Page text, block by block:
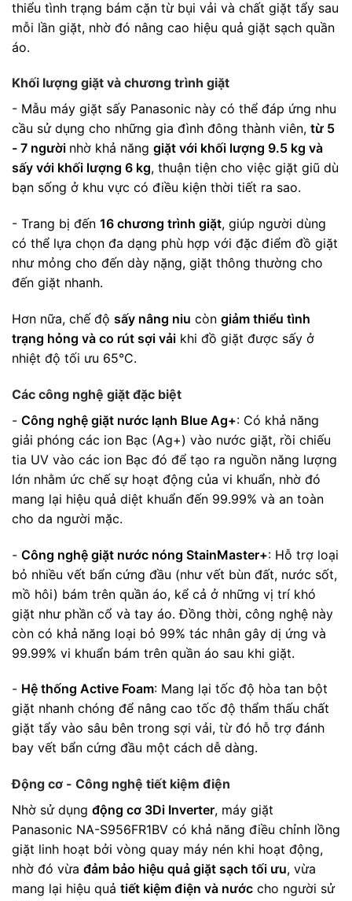
thiểu tình trạng bám cặn từ bụi vải và chất giặt tẩy sau
mỗi lần giặt, nhờ đó nâng cao hiệu quả giặt sạch quần
áo.
Khối lượng giặt và chương trình giặt
- Mẫu máy giặt sấy Panasonic này có thể đáp ứng nhu
cầu sử dụng cho những gia đình đông thành viên, từ 5
- 7 người nhờ khả năng giặt với khối lượng 9.5 kg và
sấy với khối lượng 6 kg, thuận tiện cho việc giặt giũ dù
bạn sống ở khu vực có điều kiện thời tiết ra sao.
- Trang bị đến 16 chương trình giặt, giúp người dùng
có thể lựa chọn đa dạng phù hợp với đặc điểm đồ giặt
như mỏng cho đến dày nặng, giặt thông thường cho
đến giặt nhanh.
Hơn nữa, chế độ sấy nâng niu còn giảm thiểu tình
trạng hỏng và co rút sợi vải khi đồ giặt được sấy ở
nhiệt độ tối ưu 65°C.
Các công nghệ giặt đặc biệt
- Công nghệ giặt nước lạnh Blue Ag+: Có khả năng
giải phóng các ion Bạc (Ag+) vào nước giặt, rồi chiếu
tia UV vào các ion Bạc đó để tạo ra nguồn năng lượng
lớn nhằm ức chế sự hoạt động của vi khuẩn, nhờ đó
mang lại hiệu quả diệt khuẩn đến 99.99% và an toàn
cho da người mặc.
- Công nghệ giặt nước nóng StainMaster+: Hỗ trợ loại
bỏ nhiều vết bẩn cứng đầu (như vết bùn đất, nước sốt,
mồ hôi) bám trên quần áo, kể cả ở những vị trí khó
giặt như phần cổ và tay áo. Đồng thời, công nghệ này
còn có khả năng loại bỏ 99% tác nhân gây dị ứng và
99.99% vi khuẩn bám trên quần áo sau khi giặt.
- Hệ thống Active Foam: Mang lại tốc độ hòa tan bột
giặt nhanh chóng để nâng cao tốc độ thẩm thấu chất
giặt tẩy vào sâu bên trong sợi vải, từ đó hỗ trợ đánh
bay vết bẩn cứng đầu một cách dễ dàng.
Động cơ - Công nghệ tiết kiệm điện
Nhờ sử dụng động cơ 3Di Inverter, máy giặt
Panasonic NA-S956FR1BV có khả năng điều chỉnh lồng
giặt linh hoạt bởi vòng quay máy nén khi hoạt động,
nhờ đó vừa đảm bảo hiệu quả giặt sạch tối ưu, vừa
mang lại hiệu quả tiết kiệm điện và nước cho người sử